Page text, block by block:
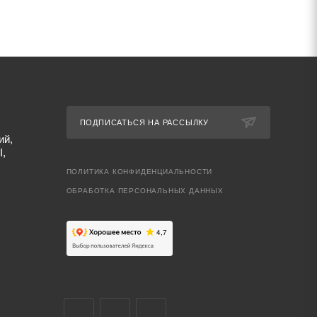
ПОДПИСАТЬСЯ НА РАССЫЛКУ
ПОЛИТИКА КОНФИДЕНЦИАЛЬНОСТИ
ОБРАБОТКА ПЕРСОНАЛЬНЫХ ДАННЫХ